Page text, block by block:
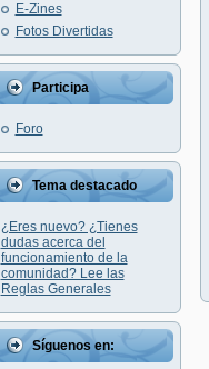
E-Zines
Fotos Divertidas
Participa
Foro
Tema destacado
¿Eres nuevo? ¿Tienes
dudas acerca del
funcionamiento de la
comunidad? Lee las
Reglas Generales
Síguenos en: